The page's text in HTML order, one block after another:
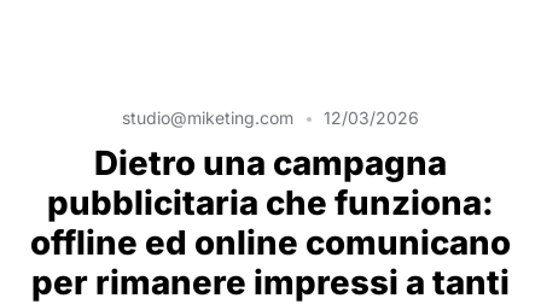
studio@miketing.com 12/03/2026
Dietro una campagna
pubblicitaria che funziona:
offline ed online comunicano
per rimanere impressi a tanti